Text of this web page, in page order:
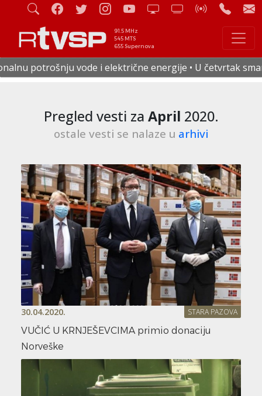
91.5 MHz
545 MTS
655 Supernova
energije • U četvrtak smanjen pritisak vode u celoj
Pregled vesti za April 2020.
ostale vesti se nalaze u arhivi
30.04.2020. STARA PAZOVA
VUČIĆ U KRNJEŠEVCIMA primio donaciju
Norveške